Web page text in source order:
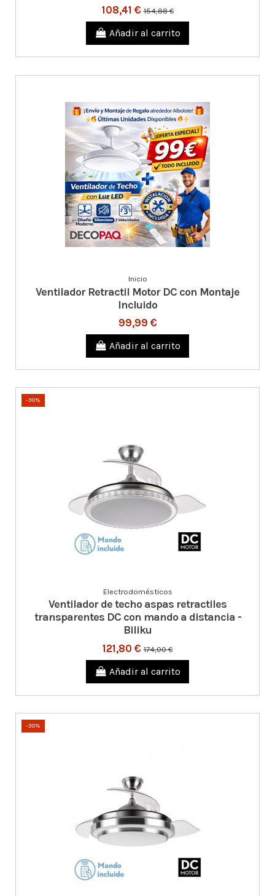
108,41 €154,88 €
Añadir al carrito
Inicio
Ventilador Retractil Motor DC con Montaje
Incluido
99,99 €
Añadir al carrito
-30%
Electrodomésticos
Ventilador de techo aspas retractiles
transparentes DC con mando a distancia -
Biliku
121,80 € 174,00 €
Añadir al carrito
-30%